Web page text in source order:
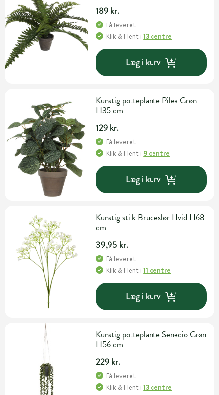
189 kr.
Få leveret
Klik & Hent i13 centre
Læg i kurv
Kunstig potteplante Pilea Grøn
H35 cm
129 kr.
Få leveret
Klik & Hent i 9 centre
Læg i kurv
Kunstig stilk Brudeslør Hvid H68
cm
39,95 kr.
Få leveret
Klik & Hent i11 centre
Læg i kurv
Kunstig potteplante Senecio Grøn
H56 cm
229 kr.
Få leveret
Klik & Hent i13 centre